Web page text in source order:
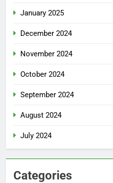
January 2025
December 2024
November 2024
October 2024
September 2024
August 2024
July 2024
Categories